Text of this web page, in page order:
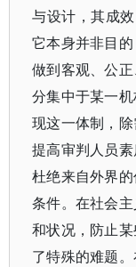
与设计，其成
它本身并非目
做到客观、公
分集中于某一
现这一体制，除
提高审判人员
杜绝来自外界
条件。在社会
和状况，防止
了特殊的难题